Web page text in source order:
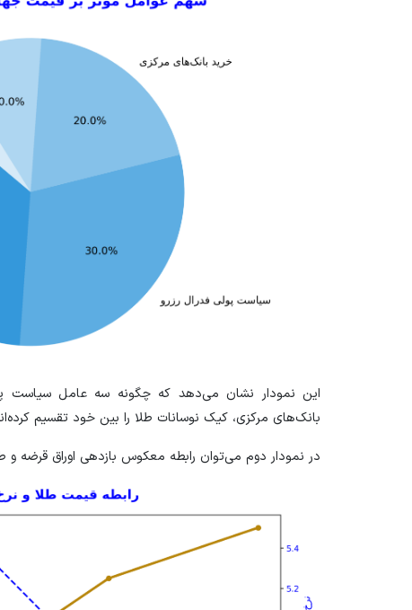
این نمودار نشان می‌دهد که چگونه سه عامل سیاست
بانک‌های مرکزی، کیک نوسانات طلا را بین خود تقسیم
در نمودار دوم می‌توان رابطه معکوس بازدهی اوراق قرضه و